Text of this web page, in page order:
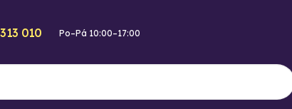
010 Po–Pá 10:00–17:00